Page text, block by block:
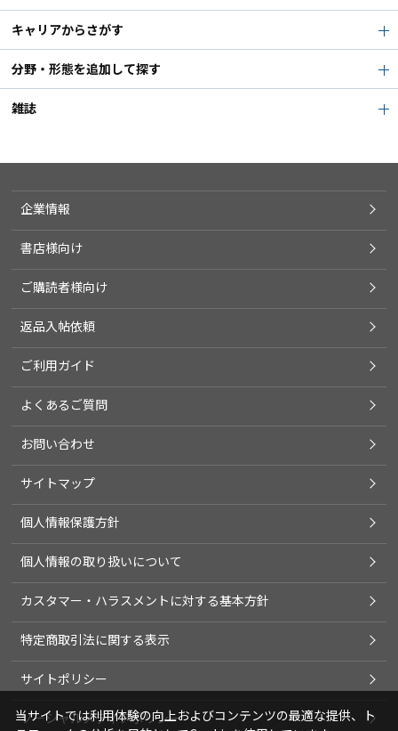
キャリアからさがす
分野・形態を追加して探す
雑誌
企業情報
書店様向け
ご購読者様向け
返品入帖依頼
ご利用ガイド
よくあるご質問
お問い合わせ
サイトマップ
個人情報保護方針
個人情報の取り扱いについて
カスタマー・ハラスメントに対する基本方針
特定商取引法に関する表示
サイトポリシー
ソーシャルメディアポリシー
当サイトでは利用体験の向上およびコンテンツの最適な提供、ト